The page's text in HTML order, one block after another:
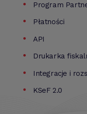
Program
Płatności
API
Drukarka
Integracje i
KSeF 2.0